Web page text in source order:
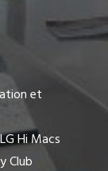
et
Hi Macs
Club